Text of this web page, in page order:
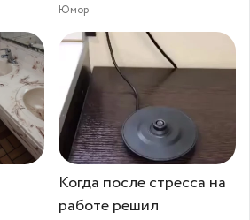
Юмор
Когда после стресса на
работе решил